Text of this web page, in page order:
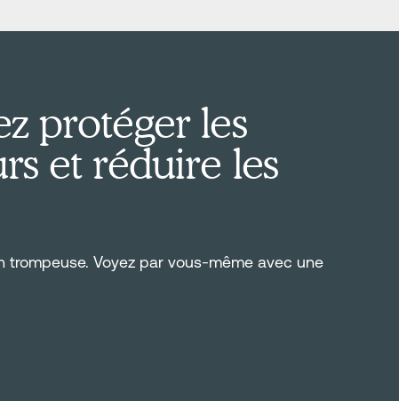
protéger les
et réduire les
trompeuse. Voyez par vous-même avec une